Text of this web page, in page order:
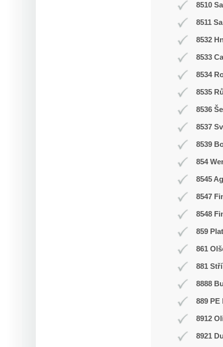
8510
8511
8532
8533
8534
8535
8536
8537
8539
854
8545
8547
8548
859
861
881
8888
889 PE
8912
8921